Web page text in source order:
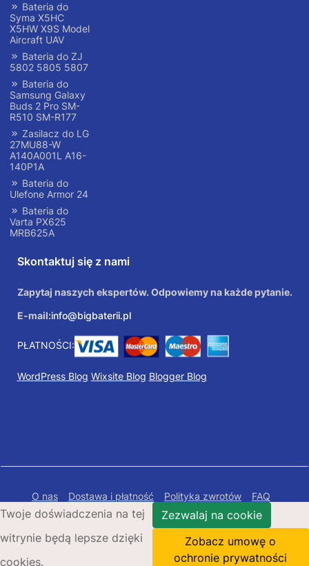
Bateria do
Syma X5HC
X5HW X9S Model
Aircraft UAV
Bateria do ZJ
5802 5805 5807
Bateria do
Samsung Galaxy
Buds 2 Pro SM-
R510 SM-R177
Zasilacz do LG
27MU88-W
A140A001L A16-
140P1A
Bateria do
Ulefone Armor 24
Bateria do
Varta PX625
MRB625A
Skontaktuj się z nami
Zapytaj naszych ekspertów. Odpowiemy na każde pytanie.
E-mail:info@bigbaterii.pl
PŁATNOŚCI:
WordPress Blog Wixsite Blog Blogger Blog
O nas Dostawa i płatność Polityka zwrotów
FAQ
Polityka prywatności
Mapa Strony
Copyright © 2026 Bigbaterii.pl. Wszelkie prawa
zastrzeżone.
Twoje doświadczenia na tej
witrynie będą lepsze dzięki
cookies.
Zezwalaj na cookie
Zobacz umowę o
ochronie prywatności